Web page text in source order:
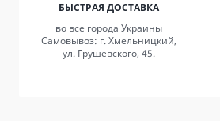
БЫСТРАЯ ДОСТАВКА
во все города Украины
Самовывоз: г. Хмельницкий,
ул. Грушевского, 45.